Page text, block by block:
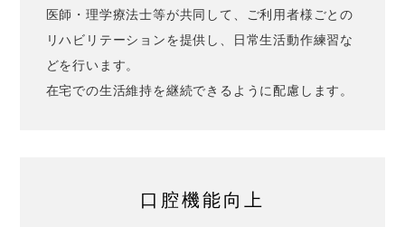
医師・理学療法士等が共同して、ご利用者様ごとの
リハビリテーションを提供し、日常生活動作練習な
どを行います。
在宅での生活維持を継続できるように配慮します。
口腔機能向上